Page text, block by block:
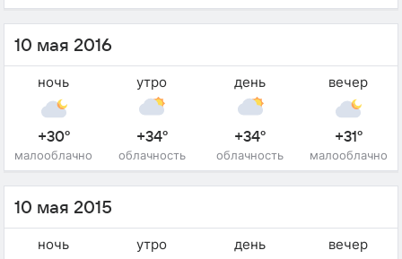
10 мая 2016
ночь
+30°
малооблачно
утро
+34°
облачность
день
+34°
облачность
вечер
+31°
малооблачно
10 мая 2015
ночь утро день вечер